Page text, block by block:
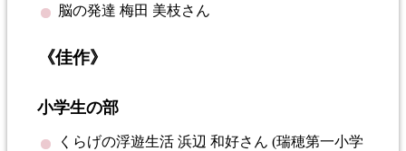
脳の発達 梅田 美枝さん
《佳作》
小学生の部
くらげの浮遊生活 浜辺 和好さん (瑞穂第一小学